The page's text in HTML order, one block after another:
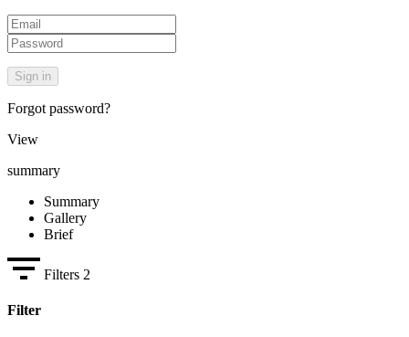
Forgot password?
View
summary
Summary
Gallery
Brief
Filters 2
Filter